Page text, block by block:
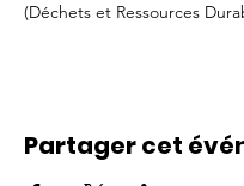
(Déchets et Ressources
Partager cet